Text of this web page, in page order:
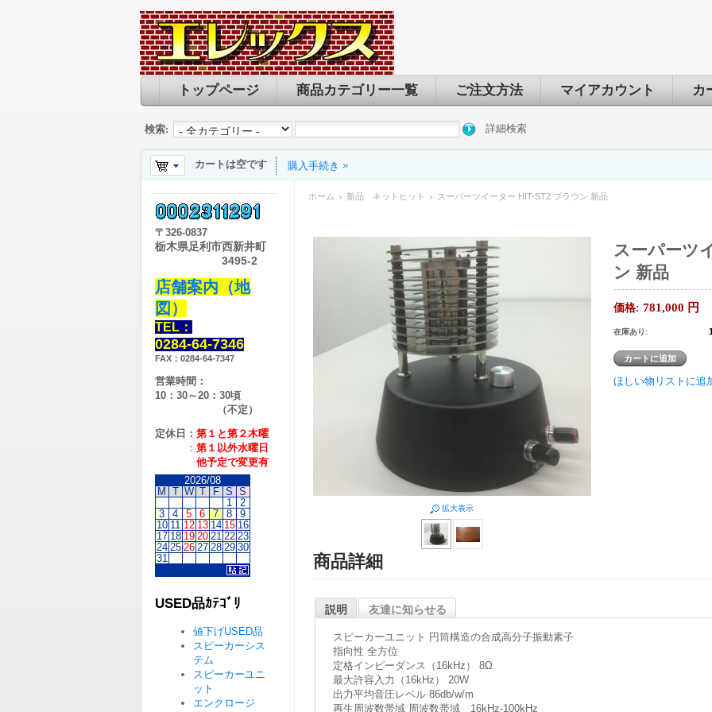
トップページ 商品カテゴリー一覧 ご注文方法 マイアカウント カ
検索: 詳細検索
カートは空です 購入手続き
ホーム 新品 キットヒット スーパーツイーター HIT-ST2 ブラウン 新品
拡大表示
スーパーツ
ン 新品
価格: 781,000 円
在庫あり:
ほしい物リストに追
商品詳細
説明 友達に知らせる
スピーカーユニット 円筒構造の合成高分子振動素子
指向性 全方位
定格インピーダンス（16kHz） 8Ω
最大許容入力（16kHz） 20W
出力平均音圧レベル 86db/w/m
再生周波数帯域 周波数帯域 16kHz-100kHz
〒 326-0837
栃木県足利市西新井町
3495-2
店舗案内（地
図）
TEL：
0284-64-7346
FAX：0284-64-7347
営業時間：
10：30～20：30頃
（不定）
定休日： 第１と第２木曜
： 第１以外水曜日
他予定で変更有
2026/08
M
T W T F S S
1
2
3
4 5 6 7 8
9
10 11 12 13 14 15 16
17 18 19 20 21 22 23
24 25 26 27 28 29 30
31
USED品ｶﾃｺﾞﾘ
値下げUSED品
スピーカーシス
テム
スピーカーユニ
ット
エンクロージ